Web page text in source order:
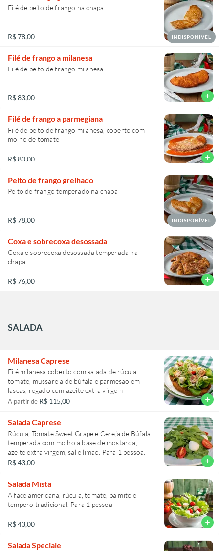
Filé de peito de frango na chapa
R$ 78,00 INDISPONÍVEL
Filé de frango a milanesa
Filé de peito de frango milanesa
R$ 83,00 add
Filé de frango a parmegiana
Filé de peito de frango milanesa, coberto com
molho de tomate
R$ 80,00 add
Peito de frango grelhado
Peito de frango temperado na chapa
R$ 78,00 INDISPONÍVEL
Coxa e sobrecoxa desossada
Coxa e sobrecoxa desossada temperada na
chapa
R$ 76,00 add
SALADA
Milanesa Caprese
Filé milanesa coberto com salada de rúcula,
tomate, mussarela de búfala e parmesão em
lascas, regado com azeite extra virgem
A partir de R$ 115,00 add
Salada Caprese
Rúcula, Tomate Sweet Grape e Cereja de Búfala
temperada com molho a base de mostarda,
azeite extra virgem, sal e limão. Para 1 pessoa.
R$ 43,00
add
Salada Mista
Alface americana, rúcula, tomate, palmito e
tempero tradicional. Para 1 pessoa
R$ 43,00 add
Salada Speciale